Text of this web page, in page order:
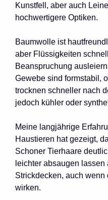
Kunstfell, aber auch
hochwertigere Optiken.
Baumwolle ist
aber Flüssigkeiten
Beanspruchung
Gewebe sind formstabil,
trocknen schneller nach
jedoch kühler oder
Meine langjährige
Haustieren hat gezeigt,
Schoner Tierhaare
leichter absaugen
Strickdecken, auch
wirken.